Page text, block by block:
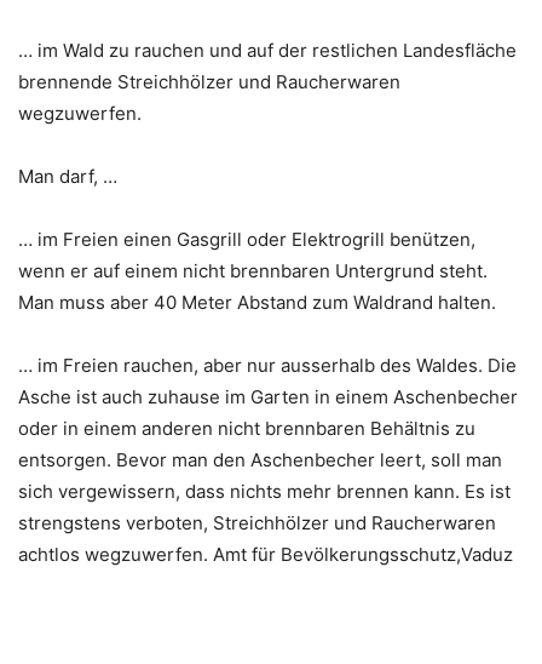
… im Wald zu rauchen und auf der restlichen Landesfläche
brennende Streichhölzer und Raucherwaren
wegzuwerfen.
Man darf, …
… im Freien einen Gasgrill oder Elektrogrill benützen,
wenn er auf einem nicht brennbaren Untergrund steht.
Man muss aber 40 Meter Abstand zum Waldrand halten.
… im Freien rauchen, aber nur ausserhalb des Waldes. Die
Asche ist auch zuhause im Garten in einem Aschenbecher
oder in einem anderen nicht brennbaren Behältnis zu
entsorgen. Bevor man den Aschenbecher leert, soll man
sich vergewissern, dass nichts mehr brennen kann. Es ist
strengstens verboten, Streichhölzer und Raucherwaren
achtlos wegzuwerfen. Amt für Bevölkerungsschutz,Vaduz